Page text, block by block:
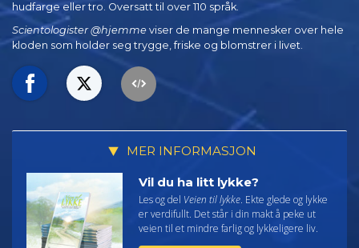
hudfarge eller tro. Oversatt til over 110 språk.
Scientologister @hjemme viser de mange mennesker over hele
kloden som holder seg trygge, friske og blomstrer i livet.
MER INFORMASJON
Vil du ha litt lykke?
Les og del Veien til lykke. Ekte glede og lykke
er verdifullt. Det står i din makt å peke ut
veien til et mindre farlig og lykkeligere liv.